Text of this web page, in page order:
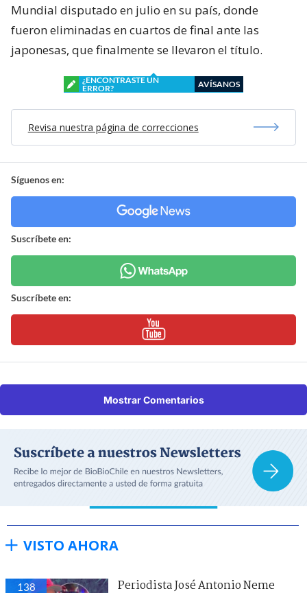
Mundial disputado en julio en su país, donde
fueron eliminadas en cuartos de final ante las
japonesas, que finalmente se llevaron el título.
¿ENCONTRASTE UN
ERROR?
AVÍSANOS
Revisa nuestra página de correcciones
Síguenos en:
Suscríbete en:
Suscríbete en:
Mostrar Comentarios
VISTO AHORA
138
Periodista José Antonio Neme